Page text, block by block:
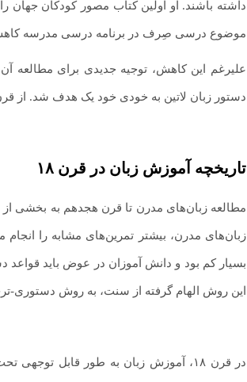
موضوع درسی صِرف در برنامه درسی مدرسه
علیرغم این کاهش، توجیه جدیدی برای مطالعه
دستور زبان لاتین به خودی خود یک هدف شد. از قرن ۱۶ تا ۱۸ مدارس دستور زبان بر آموزش جنبه های دستور زبان لاتین کلاسیک تمرکز
تاریخچه آموزش زبان در قرن ۱۸
مطالعه زبان‌های مدرن تا قرن هجدهم به بخشی از
زبان‌های مدرن، بیشتر تمرین‌های مشابه را
بسیار کم بود و دانش آموزان در عوض باید قواعد
این روش الهام گرفته از سنت، به روش دستوری-
در قرن ۱۸، آموزش زبان به طور قابل